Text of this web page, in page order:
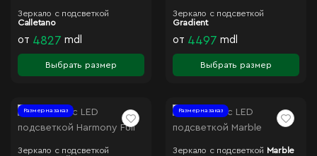
Зеркало с подсветкой
Calletano
от 4827 mdl
Выбрать размер
Зеркало с подсветкой
Gradient
от 4497 mdl
Выбрать размер
Размер на заказ
Зеркало с подсветкой
Размер на заказ
Зеркало с подсветкой Marble